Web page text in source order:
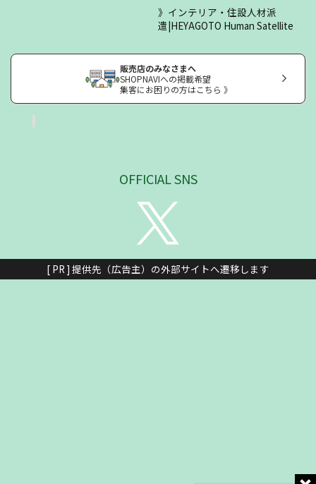
インテリア・住設人材派
遣|HEYAGOTO Human Satellite
販売店のみなさまへ
SHOPNAVIへの掲載希望
集客にお困りの方はこちら 》
OFFICIAL SNS
[ PR ] 提供先（広告主）の外部サイトへ遷移します